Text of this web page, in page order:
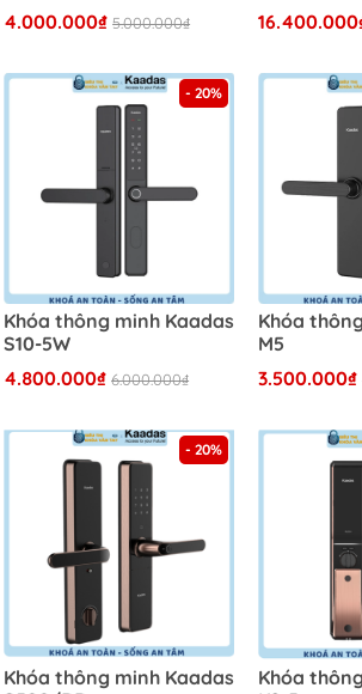
4.000.000₫ 5.000.000₫
- 20%
Khóa thông minh Kaadas
S10-5W
4.800.000₫ 6.000.000₫
Khóa
M5
3.500.000₫
- 20%
Khóa thông minh Kaadas
Khóa